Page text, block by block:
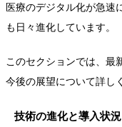
医療のデジタル化が急速
も日々進化しています。
このセクションでは、最
今後の展望について詳し
技術の進化と導入状況